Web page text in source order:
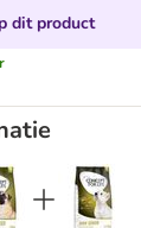
dit product